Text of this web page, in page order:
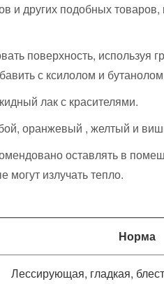
и других подобных
поверхность, используя
с ксилолом и
лак с красителями.
оранжевый , желтый и
оставлять в
излучать тепло.
Норма
Лессирующая, гладкая,